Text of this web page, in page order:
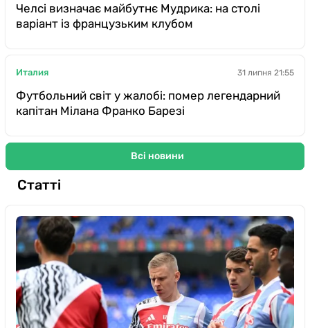
Челсі визначає майбутнє Мудрика: на столі
варіант із французьким клубом
Италия 31 липня 21:55
Футбольний світ у жалобі: помер легендарний
капітан Мілана Франко Барезі
Всі новини
Статті